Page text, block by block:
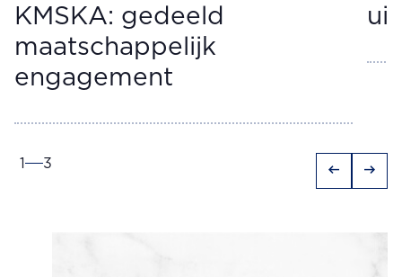
KMSKA: gedeeld
maatschappelijk
engagement
1 3 arrow_left_alt arrow_right_alt